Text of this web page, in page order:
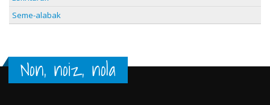
Seme-alabak
Non, noiz, nola